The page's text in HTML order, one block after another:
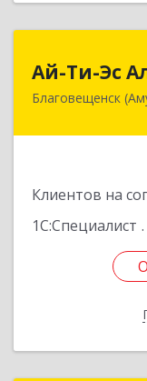
Ай-Ти-Эс
Благовещенск
Клиентов на
1С:Специалист
675000,